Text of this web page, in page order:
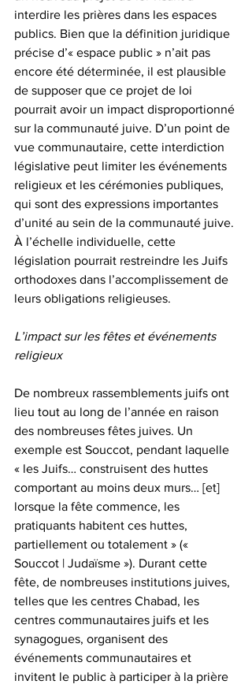
interdire les prières dans les espaces
publics. Bien que la définition juridique
précise d’« espace public » n’ait pas
encore été déterminée, il est plausible
de supposer que ce projet de loi
pourrait avoir un impact disproportionné
sur la communauté juive. D’un point de
vue communautaire, cette interdiction
législative peut limiter les événements
religieux et les cérémonies publiques,
qui sont des expressions importantes
d’unité au sein de la communauté juive.
À l’échelle individuelle, cette
législation pourrait restreindre les Juifs
orthodoxes dans l’accomplissement de
leurs obligations religieuses.
L’impact sur les fêtes et événements
religieux
De nombreux rassemblements juifs ont
lieu tout au long de l’année en raison
des nombreuses fêtes juives. Un
exemple est Souccot, pendant laquelle
« les Juifs… construisent des huttes
comportant au moins deux murs… [et]
lorsque la fête commence, les
pratiquants habitent ces huttes,
partiellement ou totalement » («
Souccot | Judaïsme »). Durant cette
fête, de nombreuses institutions juives,
telles que les centres Chabad, les
centres communautaires juifs et les
synagogues, organisent des
événements communautaires et
invitent le public à participer à la prière